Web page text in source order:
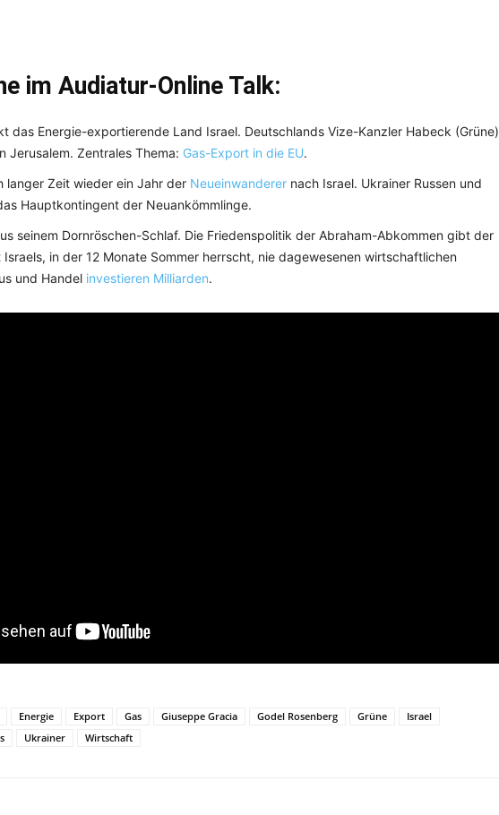
im Audiatur-Online Talk:
das Energie-exportierende Land Israel. Deutschlands Vize-Kanzler Habeck (Grüne)
Jerusalem. Zentrales Thema: Gas-Export in die EU.
langer Zeit wieder ein Jahr der Neueinwanderer nach Israel. Ukrainer Russen und
Hauptkontingent der Neuankömmlinge.
seinem Dornröschen-Schlaf. Die Friedenspolitik der Abraham-Abkommen gibt der
in der 12 Monate Sommer herrscht, nie dagewesenen wirtschaftlichen
und Handel investieren Milliarden.
Energie Export Gas Giuseppe Gracia Godel Rosenberg Grüne
Israel
Ukrainer Wirtschaft